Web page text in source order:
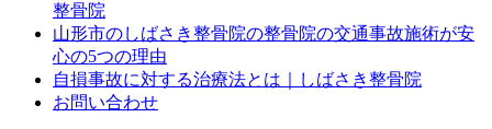
整骨院
山形市のしばさき整骨院の整骨院の交通事故施術が安
心の5つの理由
自損事故に対する治療法とは｜しばさき整骨院
お問い合わせ